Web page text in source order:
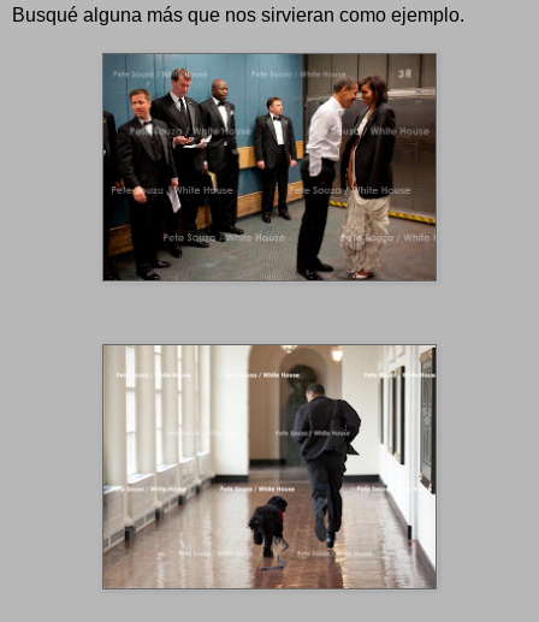
Busqué alguna más que nos sirvieran como ejemplo.